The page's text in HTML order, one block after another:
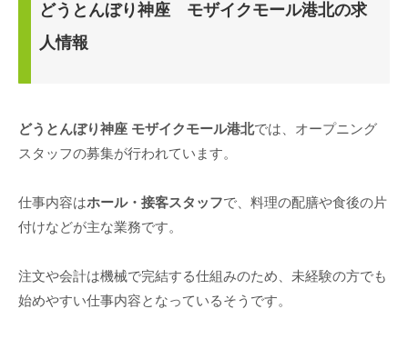
どうとんぼり神座 モザイクモール港北の求
人情報
どうとんぼり神座 モザイクモール港北では、オープニング
スタッフの募集が行われています。
仕事内容はホール・接客スタッフで、料理の配膳や食後の片
付けなどが主な業務です。
注文や会計は機械で完結する仕組みのため、未経験の方でも
始めやすい仕事内容となっているそうです。